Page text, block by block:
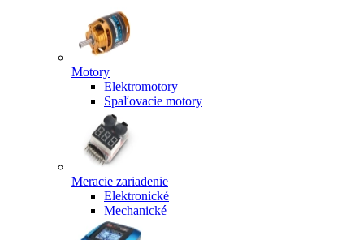
Motory
Elektromotory
Spaľovacie motory
Meracie zariadenie
Elektronické
Mechanické